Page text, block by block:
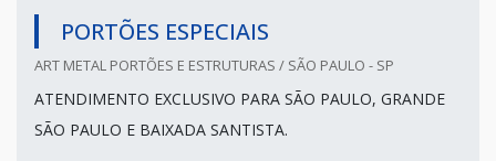
PORTÕES ESPECIAIS
ART METAL PORTÕES E ESTRUTURAS / SÃO PAULO - SP
ATENDIMENTO EXCLUSIVO PARA SÃO PAULO, GRANDE
SÃO PAULO E BAIXADA SANTISTA.